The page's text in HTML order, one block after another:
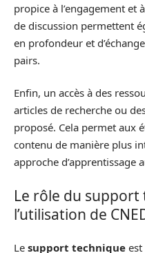
propice à l’engagement et
de discussion permettent
en profondeur et
pairs.
Enfin, un accès à des
articles de recherche ou
proposé. Cela permet aux
contenu de manière plus
approche d’apprentissage
Le rôle du support
l’utilisation de
Le support technique